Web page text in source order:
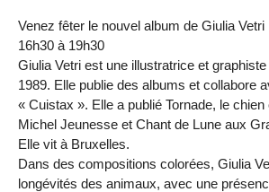
Venez fêter le nouvel album de Giulia
16h30 à 19h30
Giulia Vetri est une illustratrice et
1989. Elle publie des albums et collabore
« Cuistax ». Elle a publié Tornade, le
Michel Jeunesse et Chant de Lune aux
Elle vit à Bruxelles.
Dans des compositions colorées, Giulia
longévités des animaux, avec une